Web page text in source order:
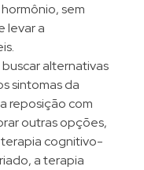
sem
levar a
alternativas
sintomas da
reposição com
outras opções,
cognitivo-
a terapia